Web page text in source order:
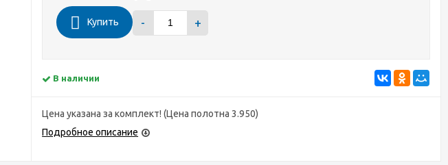
Купить - +
В наличии
Цена указана за комплект! (Цена полотна 3.950)
Подробное описание